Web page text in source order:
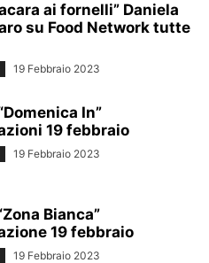
ai fornelli” Daniela
su Food Network tutte
19 Febbraio 2023
In”
19 febbraio
19 Febbraio 2023
Bianca”
19 febbraio
19 Febbraio 2023